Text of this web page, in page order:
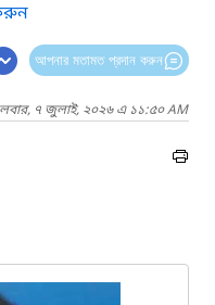
আপনার মতামত প্রদান করুন
৭ জুলাই, ২০২৬ এ ১১:৫০ AM